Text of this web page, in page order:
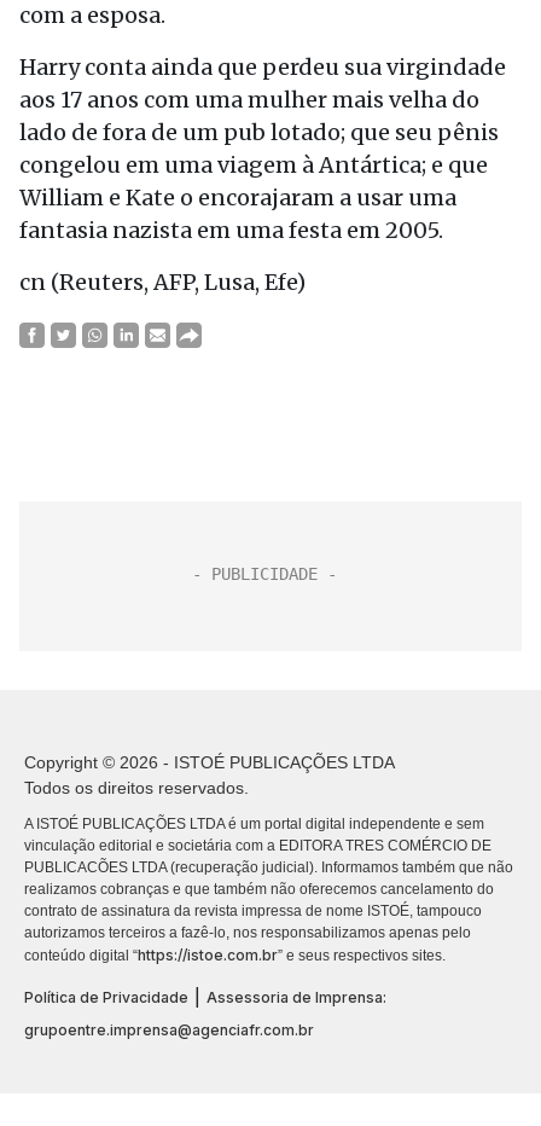
com a esposa.
Harry conta ainda que perdeu sua virgindade
aos 17 anos com uma mulher mais velha do
lado de fora de um pub lotado; que seu pênis
congelou em uma viagem à Antártica; e que
William e Kate o encorajaram a usar uma
fantasia nazista em uma festa em 2005.
cn (Reuters, AFP, Lusa, Efe)
Copyright © 2026 - ISTOÉ PUBLICAÇÕES LTDA
Todos os direitos reservados.
A ISTOÉ PUBLICAÇÕES LTDA é um portal digital independente e sem
vinculação editorial e societária com a EDITORA TRES COMÉRCIO DE
PUBLICACÕES LTDA (recuperação judicial). Informamos também que não
realizamos cobranças e que também não oferecemos cancelamento do
contrato de assinatura da revista impressa de nome ISTOÉ, tampouco
autorizamos terceiros a fazê-lo, nos responsabilizamos apenas pelo
conteúdo digital “https://istoe.com.br” e seus respectivos sites.
Política de Privacidade
Assessoria de Imprensa:
grupoentre.imprensa@agenciafr.com.br